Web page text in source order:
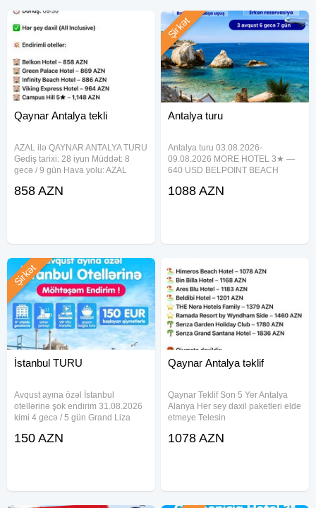
Qaynar Antalya tekli
AZAL ilə QAYNAR ANTALYA TURU
Gediş tarixi: 28 iyun Müddət: 8
gecə / 9 gün Hava yolu: AZAL
Qidalanma: Hər şey daxil (All
858 AZN
Antalya turu
Antalya turu 03.08.2026-
09.08.2026 MORE HOTEL 3★ —
640 USD BELPOINT BEACH
BEACH HOTEL 4★ — 714 USD
Şirkət
1088 AZN
İstanbul TURU
Avqust ayına özəl İstanbul
otellərinə şok endirim 31.08.2026
kimi 4 gecə / 5 gün Grand Liza
160€ Darkhill Hotel 4* - 185€
Şirkət
150 AZN
Qaynar Antalya təklif
Qaynar Teklif Son 5 Yer Antalya
Alanya Her sey daxil paketleri elde
etmeye Telesin
1078 AZN